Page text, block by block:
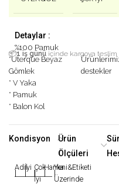
Detaylar :
%100 Pamuk
📦1 iş günü içinde kargoya teslim
*Uterqüe Beyaz
Gömlek
* V Yaka
* Pamuk
* Balon Kol
destekler
Kondisyon
Adilİyi
|
Çok
İyi
Harika
|
Yeni&Etiketi
Üzerinde
Ürün
Ölçüleri